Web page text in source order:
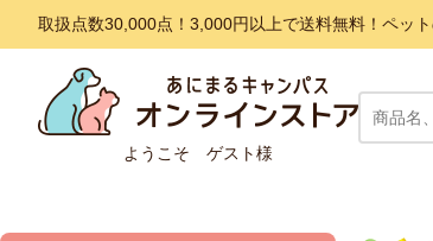
取扱点数30,000点！3,000円以上で送料無料！ペッ
ようこそ ゲスト様